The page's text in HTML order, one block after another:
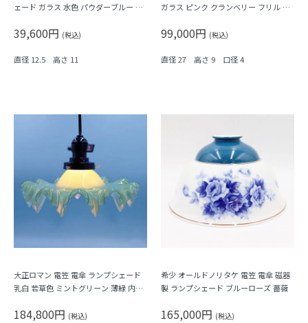
ェード ガラス 水色 パウダーブルー 内
39,600円 (税込)
直径 12.5 高さ 11
ガラス ピンク クランベリー フリル 照
99,000円 (税込)
直径 27 高さ 9 口径 4
大正ロマン 電笠 電傘 ランプシェード
乳白 若草色 ミントグリーン 薄緑 内乳
184,800円 (税込)
希少 オールドノリタケ 電笠 電傘 磁器
製 ランプシェード ブルーローズ 薔薇
165,000円 (税込)